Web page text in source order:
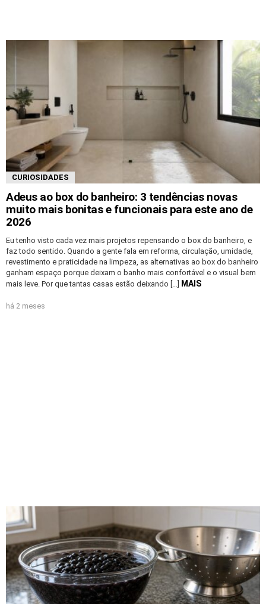
CURIOSIDADES
Adeus ao box do banheiro: 3 tendências novas
muito mais bonitas e funcionais para este ano de
2026
Eu tenho visto cada vez mais projetos repensando o box do banheiro, e
faz todo sentido. Quando a gente fala em reforma, circulação, umidade,
revestimento e praticidade na limpeza, as alternativas ao box do banheiro
ganham espaço porque deixam o banho mais confortável e o visual bem
mais leve. Por que tantas casas estão deixando […]
MAIS
há 2 meses